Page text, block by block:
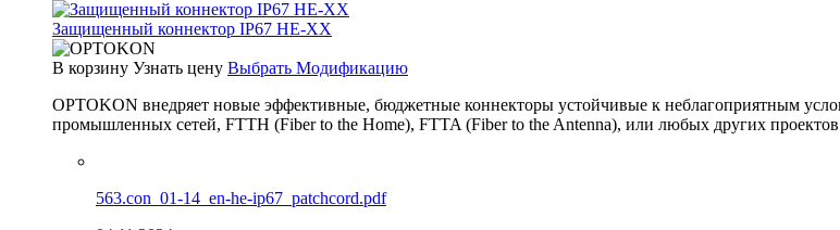
Защищенный коннектор IP67 HE-XX
В корзину Узнать цену Выбрать Модификацию
OPTOKON внедряет новые эффективные, бюджетные коннекторы устойчивые к неблагоприятным
промышленных сетей, FTTH (Fiber to the Home), FTTA (Fiber to the Antenna), или любых других
563.con_01-14_en-he-ip67_patchcord.pdf